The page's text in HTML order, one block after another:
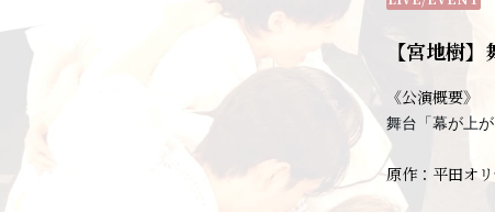
【宮地樹
《公演概要》
舞台「幕が上が
原作：平田オ